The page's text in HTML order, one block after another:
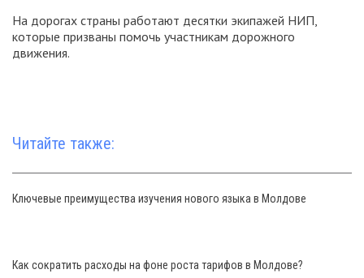
На дорогах страны работают десятки экипажей НИП,
которые призваны помочь участникам дорожного
движения.
Читайте также:
Ключевые преимущества изучения нового языка в Молдове
Как сократить расходы на фоне роста тарифов в Молдове?